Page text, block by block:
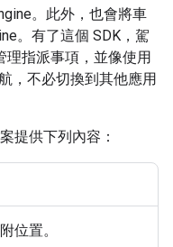
。此外，也會將車
。有了這個 SDK，駕
理指派事項，並像使用
，不必切換到其他應用
提供下列內容：
位置。